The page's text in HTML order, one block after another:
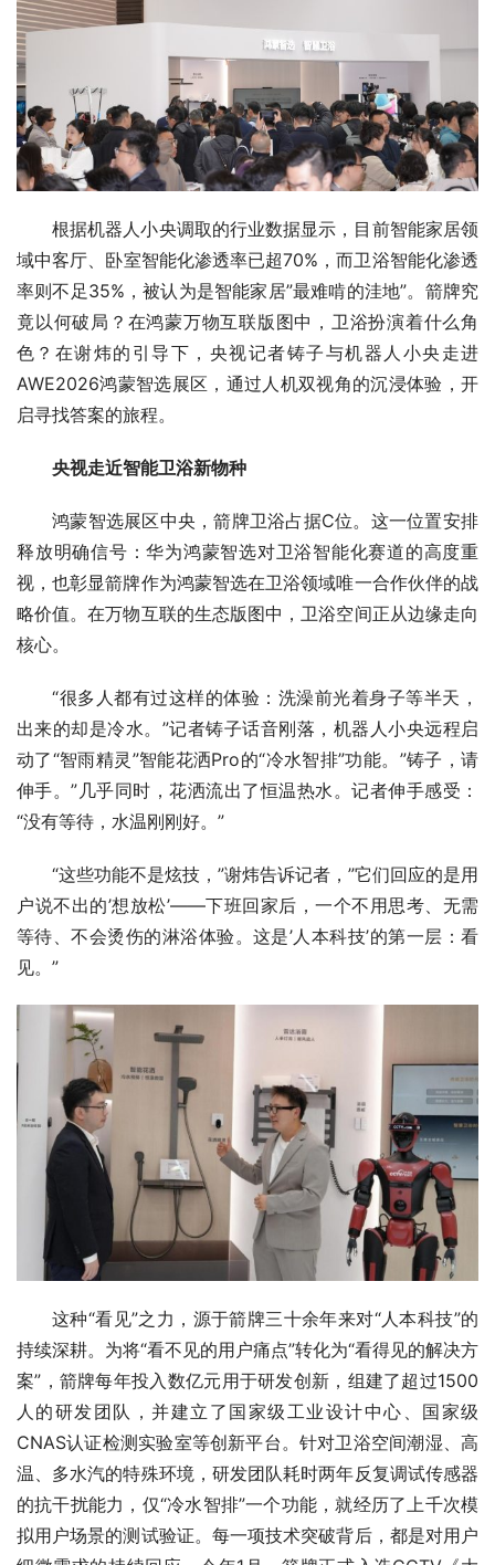
根据机器人小央调取的行业数据显示，目前智能家居领
域中客厅、卧室智能化渗透率已超70%，而卫浴智能化渗透
率则不足35%，被认为是智能家居”最难啃的洼地”。箭牌究
竟以何破局？在鸿蒙万物互联版图中，卫浴扮演着什么角
色？在谢炜的引导下，央视记者铸子与机器人小央走进
AWE2026鸿蒙智选展区，通过人机双视角的沉浸体验，开
启寻找答案的旅程。
央视走近智能卫浴新物种
鸿蒙智选展区中央，箭牌卫浴占据C位。这一位置安排
释放明确信号：华为鸿蒙智选对卫浴智能化赛道的高度重
视，也彰显箭牌作为鸿蒙智选在卫浴领域唯一合作伙伴的战
略价值。在万物互联的生态版图中，卫浴空间正从边缘走向
核心。
“很多人都有过这样的体验：洗澡前光着身子等半天，
出来的却是冷水。”记者铸子话音刚落，机器人小央远程启
动了“智雨精灵”智能花洒Pro的“冷水智排”功能。”铸子，请
伸手。”几乎同时，花洒流出了恒温热水。记者伸手感受：
“没有等待，水温刚刚好。”
“这些功能不是炫技，”谢炜告诉记者，”它们回应的是用
户说不出的’想放松’——下班回家后，一个不用思考、无需
等待、不会烫伤的淋浴体验。这是’人本科技’的第一层：看
见。”
这种“看见”之力，源于箭牌三十余年来对“人本科技”的
持续深耕。为将“看不见的用户痛点”转化为“看得见的解决方
案”，箭牌每年投入数亿元用于研发创新，组建了超过1500
人的研发团队，并建立了国家级工业设计中心、国家级
CNAS认证检测实验室等创新平台。针对卫浴空间潮湿、高
温、多水汽的特殊环境，研发团队耗时两年反复调试传感器
的抗干扰能力，仅“冷水智排”一个功能，就经历了上千次模
拟用户场景的测试验证。每一项技术突破背后，都是对用户